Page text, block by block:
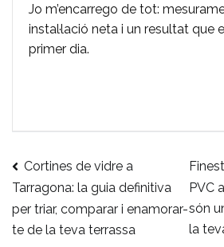
Jo m’encarrego de tot:
instal·lació neta i un resultat que
primer dia.
Navegació
d'entrades
Cortines de vidre a
Tarragona: la guia definitiva
per triar, comparar i enamorar-
te de la teva terrassa
PVC
són
la